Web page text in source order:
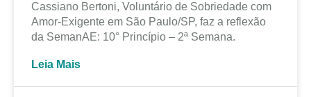
Cassiano Bertoni, Voluntário de Sobriedade com
Amor-Exigente em São Paulo/SP, faz a reflexão
da SemanAE: 10° Princípio – 2ª Semana.
Leia Mais